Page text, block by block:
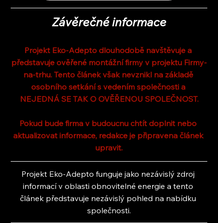
Závěrečné informace
Projekt Eko-Adepto dlouhodobě navštěvuje a
představuje ověřené montážní firmy v projektu Firmy-
na-trhu. Tento článek však nevznikl na základě
osobního setkání s vedením společnosti a
NEJEDNÁ SE TAK O OVĚŘENOU SPOLEČNOST.
Pokud bude firma v budoucnu chtít doplnit nebo
aktualizovat informace, redakce je připravena článek
upravit.
Projekt Eko-Adepto funguje jako nezávislý zdroj
informací v oblasti obnovitelné energie a tento
článek představuje nezávislý pohled na nabídku
společnosti.